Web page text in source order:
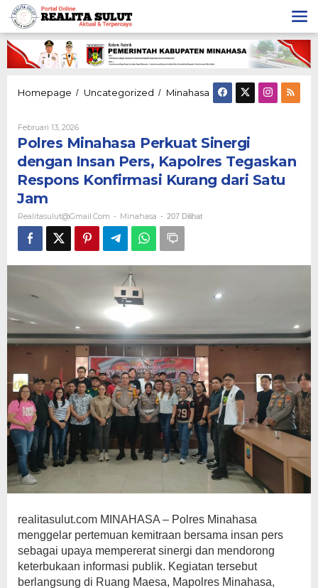
Lewati
ke
konten
Homepage / Uncategorized / Minahasa Polres
Minahasa
dengan
Insan
Pers,
Kapolres
Februari 13, 2026Oleh
Realitasulut@gmail.com
Polres Minahasa Perkuat Sinergi
dengan Insan Pers, Kapolres Tegaskan
Respons Konfirmasi Kurang dari Satu
Jam
Realitasulut@gmail.com - Minahasa - 207 Dilihat
realitasulut.com MINAHASA – Polres Minahasa
menggelar pertemuan kemitraan bersama insan pers
sebagai upaya mempererat sinergi dan mendorong
keterbukaan informasi publik. Kegiatan tersebut
berlangsung di Ruang Maesa, Mapolres Minahasa,